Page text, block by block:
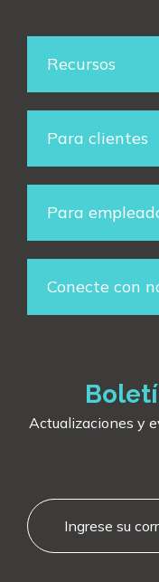
Recursos
Para clientes
Para
Conecte con
Actualizaciones y